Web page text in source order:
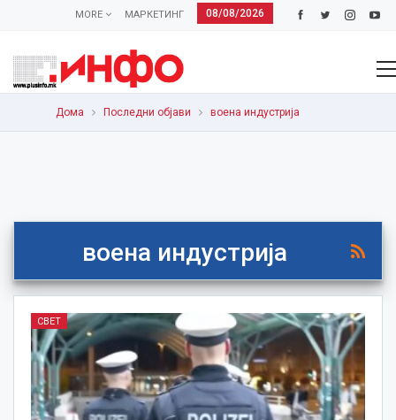
08/08/2026
МАРКЕТИНГ
MORE
Дома Последни објави воена индустрија
воена индустрија
СВЕТ